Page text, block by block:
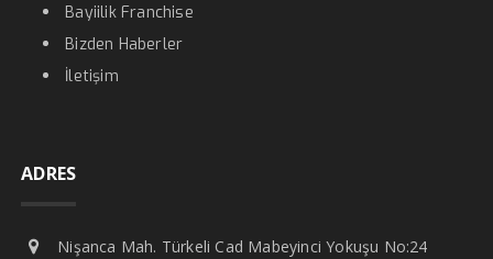
Bayiilik Franchise
Bizden Haberler
İletişim
ADRES
Nişanca Mah. Türkeli Cad Mabeyinci Yokuşu No:24